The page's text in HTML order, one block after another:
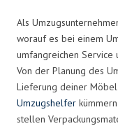
Als
worauf es bei einem
umfangreichen Service
Von der Planung des
Lieferung deiner
Umzugshelfer
stellen